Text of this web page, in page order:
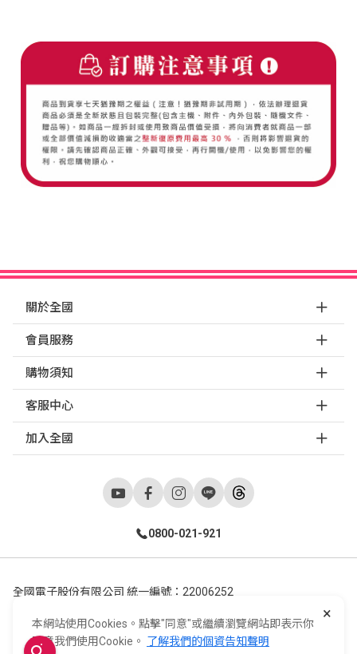
關於全國
會員服務
購物須知
客服中心
加入全國
0800-021-921
全國電子股份有限公司 統一編號：22006252
Copyright ©2026© E-Life Co., Ltd. All Rights Reserved.
×
本網站使用Cookies。點擊"同意"或繼續瀏覽網站即表示你
同意我們使用Cookie。 了解我們的個資告知聲明